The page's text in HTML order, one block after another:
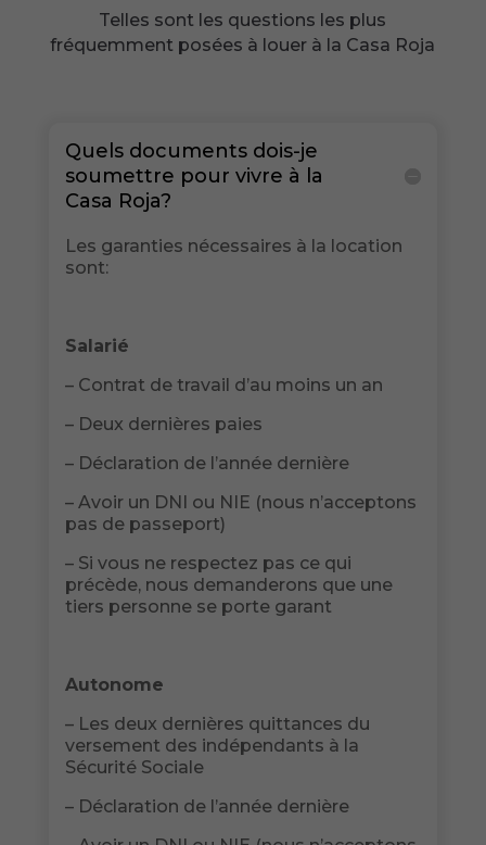
Telles sont les questions les plus
fréquemment posées à louer à la Casa Roja
Quels documents dois-je
soumettre pour vivre à la
Casa Roja?
Les garanties nécessaires à la location
sont:
Salarié
– Contrat de travail d’au moins un an
– Deux dernières paies
– Déclaration de l’année dernière
– Avoir un DNI ou NIE (nous n’acceptons
pas de passeport)
– Si vous ne respectez pas ce qui
précède, nous demanderons que une
tiers personne se porte garant
Autonome
– Les deux dernières quittances du
versement des indépendants à la
Sécurité Sociale
– Déclaration de l’année dernière